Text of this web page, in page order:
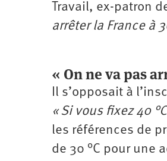
Travail, ex-patron
arrêter la France à
« On ne va pas
Il s’opposait à
« Si vous fixez 40
les références de
de 30 °C pour une